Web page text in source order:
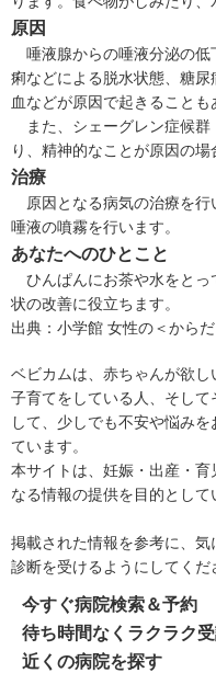
原因
唾液腺からの唾液分泌の低
痢などによる脱水状態、 糖尿
血などが原因で起きることも
また、 シェーグレン症候群
り、精神的なことが原因の場
治療
原因となる病気の治療を行
唾液の噴霧を行います。
あなたへのひとこと
ひんぱんにお茶や水をとっ
状の改善に役立ちます。
出典： 小学館 女性の＜から
ベビカムは、赤ちゃんが欲し
子育てをしている人、そし
して、少しでも不安や悩み
ています。
本サイトは、妊娠・出産・
なる情報の提供を目的として
掲載された情報を参考に、
診断を受けるようにしてくだ
今すぐ病院検索＆予約
待ち時間なくラクラク
近くの病院を探す